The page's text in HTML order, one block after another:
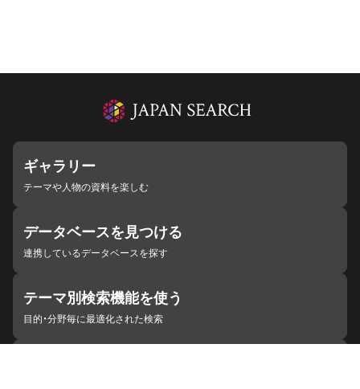
ギャラリー
テーマや人物の資料を楽しむ
データベースを見つける
連携しているデータベースを探す
テーマ別検索機能を使う
目的・分野毎に最適化された検索